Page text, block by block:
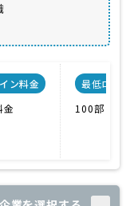
ン料金
金
最低ロット
100部